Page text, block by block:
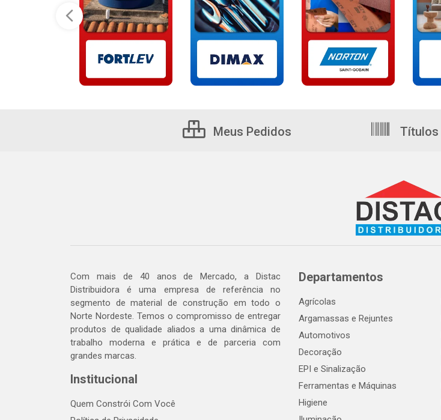
Meus Pedidos Títulos
Com mais de 40 anos de Mercado, a Distac
Distribuidora é uma empresa de referência no
segmento de material de construção em todo o
Norte Nordeste. Temos o compromisso de entregar
produtos de qualidade aliados a uma dinâmica de
trabalho moderna e prática e de parceria com
grandes marcas.
Institucional
Quem Constrói Com Você
Departamentos
Agrícolas
Argamassas e Rejuntes
Automotivos
Decoração
EPI e Sinalização
Ferramentas e Máquinas
Higiene